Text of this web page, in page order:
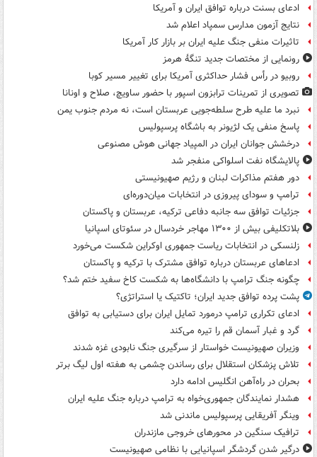
ادعای بسنت درباره توافق ایران و آمریکا
نتایج آزمون مدارس سمپاد اعلام شد
تاثیرات منفی جنگ علیه ایران بر بازار کار آمریکا
رونمایی از مختصات جدید تنگۀ هرمز
روبیو در رأس فشار حداکثری آمریکا برای تغییر مسیر کوبا
تصویری از تمرینات ترابزون اسپور با حضور ساویچ، صلاح و اونانا
نبرد ما علیه طرح سلطه‌جویی عربستان است، نه مردم جنوب یمن
پاسخ منفی یک لژیونر به باشگاه پرسپولیس
درخشش جوانان ایران در المپیاد جهانی هوش مصنوعی
پالایشگاه نفت اسلواکی منفجر شد
دور هفتم مذاکرات لبنان و رژیم صهیونیستی
ترامپ و سودای پیروزی در انتخابات میان‌دوره‌ای
جزئیات توافق سه جانبه دفاعی ترکیه، عربستان و پاکستان
بلاتکلیفی بیش از ۱۳۰۰ مهاجر خردسال در سئوتای اسپانیا
زلنسکی در انتخابات ریاست جمهوری اوکراین شکست می‌خورد
ادعاهای عربستان درباره توافق مشترک با ترکیه و پاکستان
چگونه جنگ ترامپ با دانشگاه‌ها به شکست کاخ سفید ختم شد؟
پشت پرده توافق جدید ایران؛ تاکتیک یا استراتژی؟
ادعای تکراری ترامپ درمورد تمایل ایران برای دستیابی به توافق
گرد و غبار آسمان قم را تیره می‌کند
وزیران صهیونیست خواستار از سرگیری جنگ نابودی غزه شدند
تلاش پزشکان استقلال برای رساندن چشمی به هفته اول لیگ برتر
بحران در راه‌آهن انگلیس ادامه دارد
هشدار نمایندگان جمهوری‌خواه به ترامپ درباره جنگ علیه ایران
وینگر آفریقایی پرسپولیس ماندنی شد
ترافیک سنگین در محورهای خروجی مازندران
درگیر شدن گردشگر اسپانیایی با نظامی صهیونیست